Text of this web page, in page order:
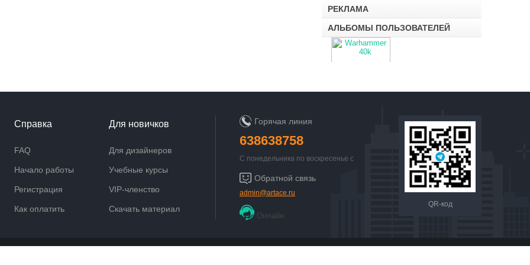
РЕКЛАМА
АЛЬБОМЫ ПОЛЬЗОВАТЕЛЕЙ
Справка
FAQ
Начало работы
Регистрация
Как оплатить
Для новичков
Для дизайнеров
Учебные курсы
VIP-членство
Скачать материал
Горячая линия
638638758
С понедельника по воскресенье с
Обратной связь
admin@artace.ru
Онлайн
QR-код